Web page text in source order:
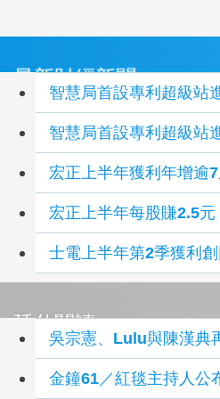
最新財經新聞
智慧局首設專利超級
智慧局首設專利超級
宏正上半年獲利年增
宏正上半年每股賺2.5
士電上半年第2季獲利
延伸閱讀
吳宗憲、Lulu與陳漢
金鐘61／紅毯主持人